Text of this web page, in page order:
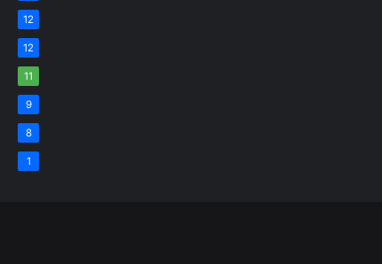
12
12
11
9
8
1